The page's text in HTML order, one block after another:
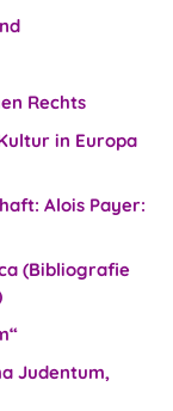
Rechts
in Europa
Alois Payer:
(Bibliografie
Judentum,